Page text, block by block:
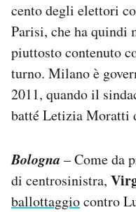
cento degli elettori
Parisi, che ha quindi
piuttosto contenuto
turno. Milano è
2011, quando il
batté Letizia Moratti
Bologna – Come da
di centrosinistra,
ballottaggiocontro